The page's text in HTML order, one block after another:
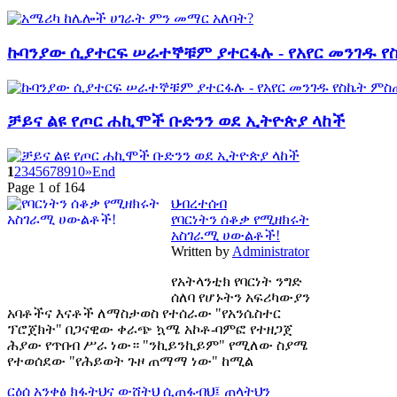
ኩባንያው ሲያተርፍ ሠራተኞቹም ያተርፋሉ - የአየር መንገዱ
ቻይና ልዩ የጦር ሐኪሞች ቡድንን ወደ ኢትዮጵያ ላከች
12345678910»End
Page 1 of 164
ህብረተሰብ
የባርነትን ሰቆቃ የሚዘክሩት
አስገራሚ ሀውልቶች!
Written by Administrator
የአትላንቲክ የባርነት ንግድ
ሰለባ የሆኑትን አፍሪካውያን
አባቶችና እናቶች ለማስታወስ የተሰራው "የአንሴስተር
ፕሮጀክት" በጋናዊው ቀራጭ ኳሜ አኮቶ-ባምፎ የተዘጋጀ
ሕያው የጥበብ ሥራ ነው። "ንኪይንኪይም" የሚለው ስያሜ
የተወሰደው "የሕይወት ጉዞ ጠማማ ነው" ከሚል
ርዕሰ አንቀፅ ክፋትህና ውሸትህ ሲጠፋብህ፤ ጠላትህን